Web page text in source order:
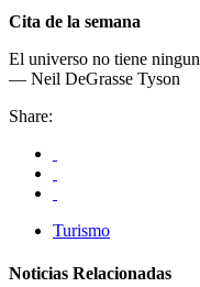
Cita de la semana
El universo no tiene
— Neil DeGrasse Tyson
Share:
Turismo
Noticias Relacionadas